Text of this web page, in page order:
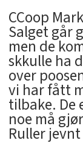
CCoop
Salget går
men de
skkulle ha
over
vi har fått
tilbake. De
noe må
Ruller jevnt